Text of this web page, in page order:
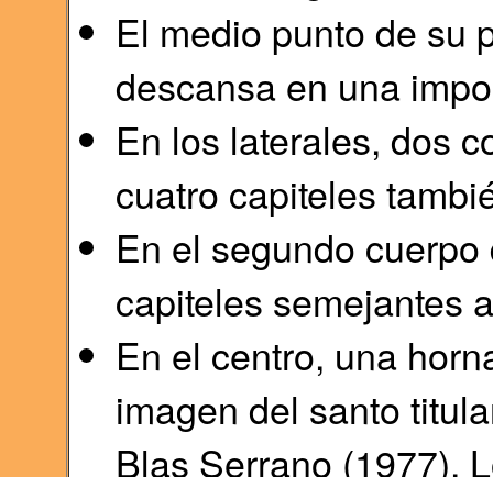
El medio punto de su
descansa en una
En los laterales, dos
cuatro capiteles
En el segundo
capiteles semejantes
En el centro, una
imagen del santo
Blas Serrano (1977).